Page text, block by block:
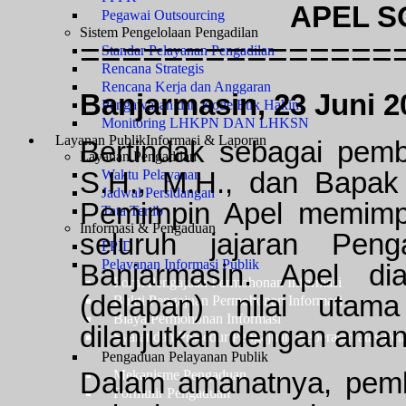
Pegawai Outsourcing
Sistem Pengelolaan Pengadilan
Standar Pelayanan Pengadilan
Rencana Strategis
Rencana Kerja dan Anggaran
Pengawasan dan Kode Etik Hakim
Monitoring LHKPN DAN LHKSN
Layanan PublikInformasi & Laporan
Layanan Pengadilan
Waktu Pelayanan
Jadwal Persidangan
Tata Tertib
Informasi & Pengaduan
PPID
Pelayanan Informasi Publik
Form Pengajuan Permohonan Informasi
Bukti Pengajuan Permohonan Informasi
Biaya Permohonan Informasi
Syarat dan Prosedur Pengajuan Keberatan atas
Pengaduan Pelayanan Publik
Mekanisme Pengaduan
Formulir Pengaduan
APEL
Banjarmasin, 23 Juni
Bertindak sebagai
S.H., M.H., dan
Pemimpin Apel
seluruh jajaran
Banjarmasin. Apel
(delapan) nilai
dilanjutkan dengan
Dalam amanatnya,